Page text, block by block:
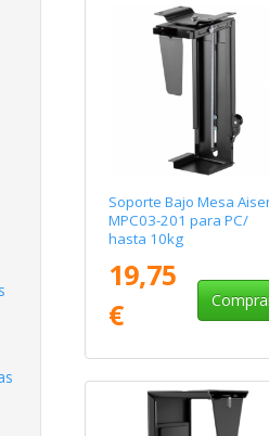
Soporte Bajo Mesa
MPC03-201 para PC/
hasta 10kg
19,75
€